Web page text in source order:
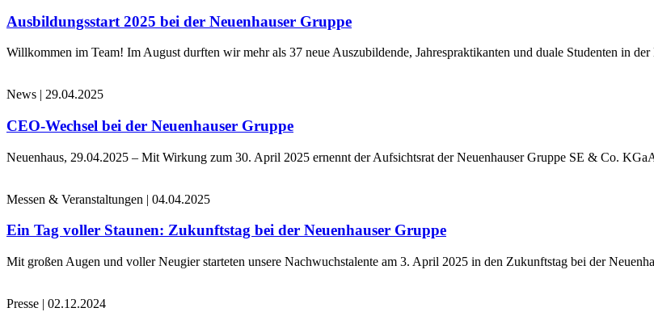
Ausbildungsstart 2025 bei der Neuenhauser Gruppe
Willkommen im Team! Im August durften wir mehr als 37 neue Auszubildende, Jahrespraktikanten und duale Studenten in der
News | 29.04.2025
CEO-Wechsel bei der Neuenhauser Gruppe
Neuenhaus, 29.04.2025 – Mit Wirkung zum 30. April 2025 ernennt der Aufsichtsrat der Neuenhauser Gruppe SE & Co.
Messen & Veranstaltungen | 04.04.2025
Ein Tag voller Staunen: Zukunftstag bei der Neuenhauser Gruppe
Mit großen Augen und voller Neugier starteten unsere Nachwuchstalente am 3. April 2025 in den Zukunftstag bei der
Presse | 02.12.2024